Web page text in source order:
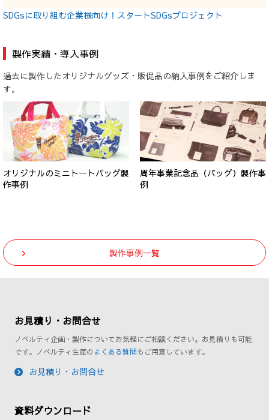
SDGsに取り組む企業様向け！スタートSDGsプロジェクト
製作実績・導入事例
過去に製作したオリジナルグッズ・販促品の納入事例をご紹介しま
す。
オリジナルのミニトートバッグ製
作事例
周年事業記念品（バッグ）製作事
例
製作事例一覧
お見積り・お問合せ
ノベルティ企画・製作についてお気軽にご相談ください。お見積りも可能
です。ノベルティ生産の よくある質問もご用意しています。
お見積り・お問合せ
資料ダウンロード